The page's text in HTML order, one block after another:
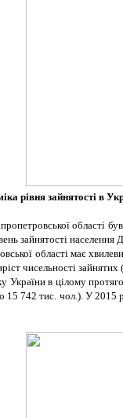
рівня зайнятості в
зайнятості населення
області має
чисельності
України в цілому
15 742 тис. чол.). У